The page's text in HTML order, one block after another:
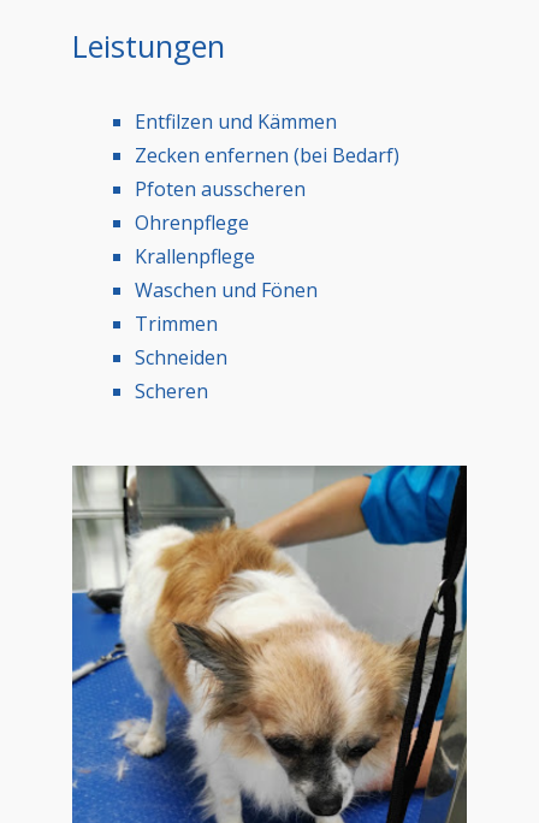
Leistungen
Entfilzen und Kämmen
Zecken enfernen (bei Bedarf)
Pfoten ausscheren
Ohrenpflege
Krallenpflege
Waschen und Fönen
Trimmen
Schneiden
Scheren